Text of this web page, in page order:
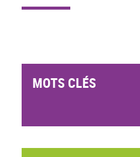
MOTS CLÉS